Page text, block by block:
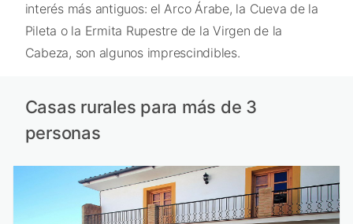
interés más antiguos: el Arco Árabe, la Cueva de la
Pileta o la Ermita Rupestre de la Virgen de la
Cabeza, son algunos imprescindibles.
Casas rurales para más de 3
personas